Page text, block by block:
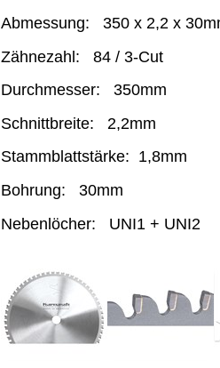
Abmessung: 350 x 2,2 x
Zähnezahl: 84 / 3-Cut
Durchmesser: 350mm
Schnittbreite: 2,2mm
Stammblattstärke: 1,8mm
Bohrung: 30mm
Nebenlöcher: UNI1 + UNI2